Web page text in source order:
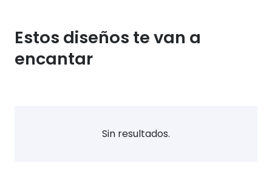
Estos diseños te van a
encantar
Sin resultados.